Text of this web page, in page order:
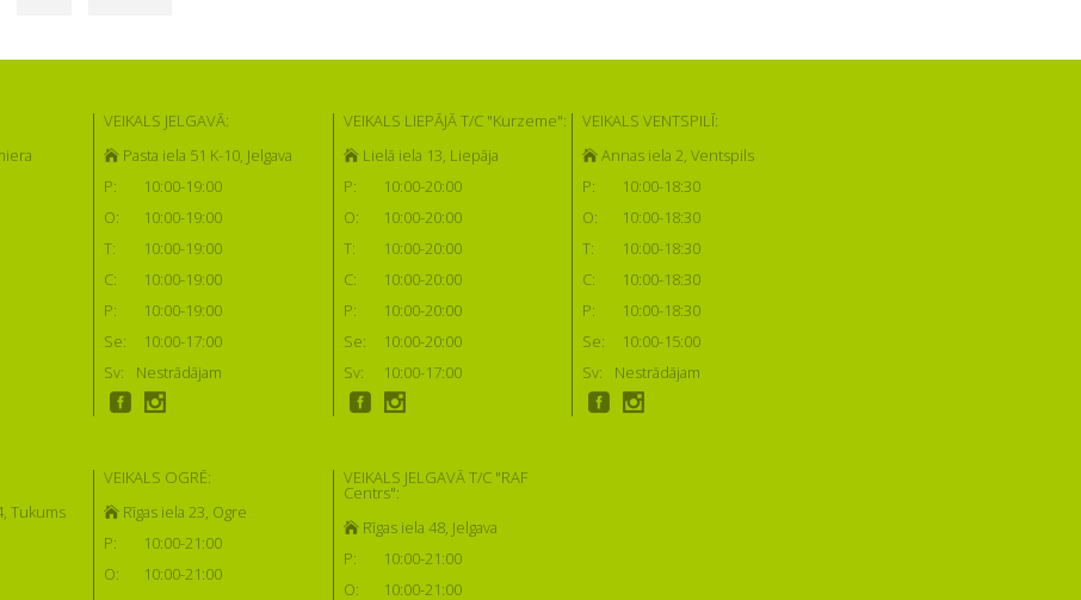
VEIKALS JELGAVĀ:
Pasta iela 51 K-10, Jelgava
P:
10:00-19:00
O:
10:00-19:00
T:
10:00-19:00
C:
10:00-19:00
P:
10:00-19:00
Se:
10:00-17:00
Sv:
Nestrādājam
VEIKALS LIEPĀJĀ T/C "Kurzeme":
Lielā iela 13, Liepāja
P:
10:00-20:00
O:
10:00-20:00
T:
10:00-20:00
C:
10:00-20:00
P:
10:00-20:00
Se:
10:00-20:00
Sv:
10:00-17:00
VEIKALS VENTSPILĪ:
Annas iela 2, Ventspils
P:
10:00-18:30
O:
10:00-18:30
T:
10:00-18:30
C:
10:00-18:30
P:
10:00-18:30
Se:
10:00-15:00
Sv:
Nestrādājam
Tukums
VEIKALS OGRĒ:
Rīgas iela 23, Ogre
P:
10:00-21:00
O:
10:00-21:00
VEIKALS JELGAVĀ T/C "RAF
Centrs":
Rīgas iela 48, Jelgava
P:
10:00-21:00
O:
10:00-21:00